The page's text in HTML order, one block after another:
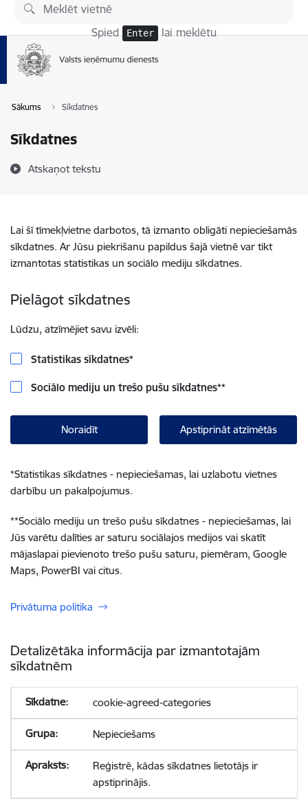
Pāriet uz lapas saturu
Spied Enter lai meklētu
Sākums Sīkdatnes
Sīkdatnes
Atskaņot tekstu
Lai šī tīmekļvietne darbotos, tā izmanto obligāti nepieciešamās
sīkdatnes. Ar Jūsu piekrišanu papildus šajā vietnē var tikt
izmantotas statistikas un sociālo mediju sīkdatnes.
Pielāgot sīkdatnes
Lūdzu, atzīmējiet savu izvēli:
Statistikas sīkdatnes*
Sociālo mediju un trešo pušu sīkdatnes**
Noraidīt Apstiprināt atzīmētās
*Statistikas sīkdatnes - nepieciešamas, lai uzlabotu vietnes
darbību un pakalpojumus.
**Sociālo mediju un trešo pušu sīkdatnes - nepieciešamas, lai
Jūs varētu dalīties ar saturu sociālajos medijos vai skatīt
mājaslapai pievienoto trešo pušu saturu, piemēram, Google
Maps, PowerBI vai citus.
Privātuma politika
Detalizētāka informācija par izmantotajām
sīkdatnēm
cookie-agreed-categories
Nepieciešams
Reģistrē, kādas sīkdatnes lietotājs ir
apstiprinājis.